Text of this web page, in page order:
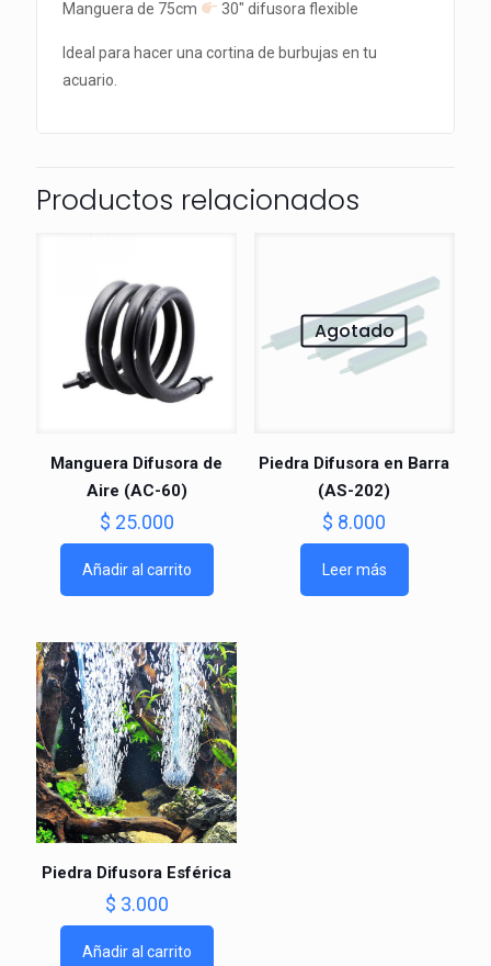
Manguera de 75cm 30″ difusora flexible
Ideal para hacer una cortina de burbujas en tu
acuario.
Productos relacionados
Manguera Difusora de
Aire (AC-60)
$ 25.000
Añadir al carrito
Agotado
Piedra Difusora en Barra
(AS-202)
$ 8.000
Leer más
Piedra Difusora Esférica
$ 3.000
Añadir al carrito